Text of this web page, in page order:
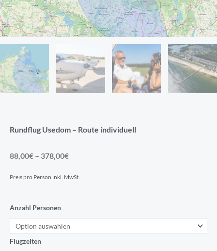
Rundflug Usedom – Route individuell
88,00€ – 378,00€Preisspanne:
Preis pro Person inkl. MwSt.
Anzahl Personen
Flugzeiten
Rundflug
Usedom
-
Route